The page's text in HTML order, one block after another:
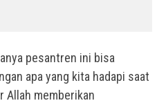
pesantren ini bisa
apa yang kita hadapi saat
Allah memberikan